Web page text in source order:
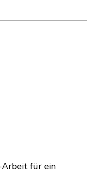
Arbeit für ein